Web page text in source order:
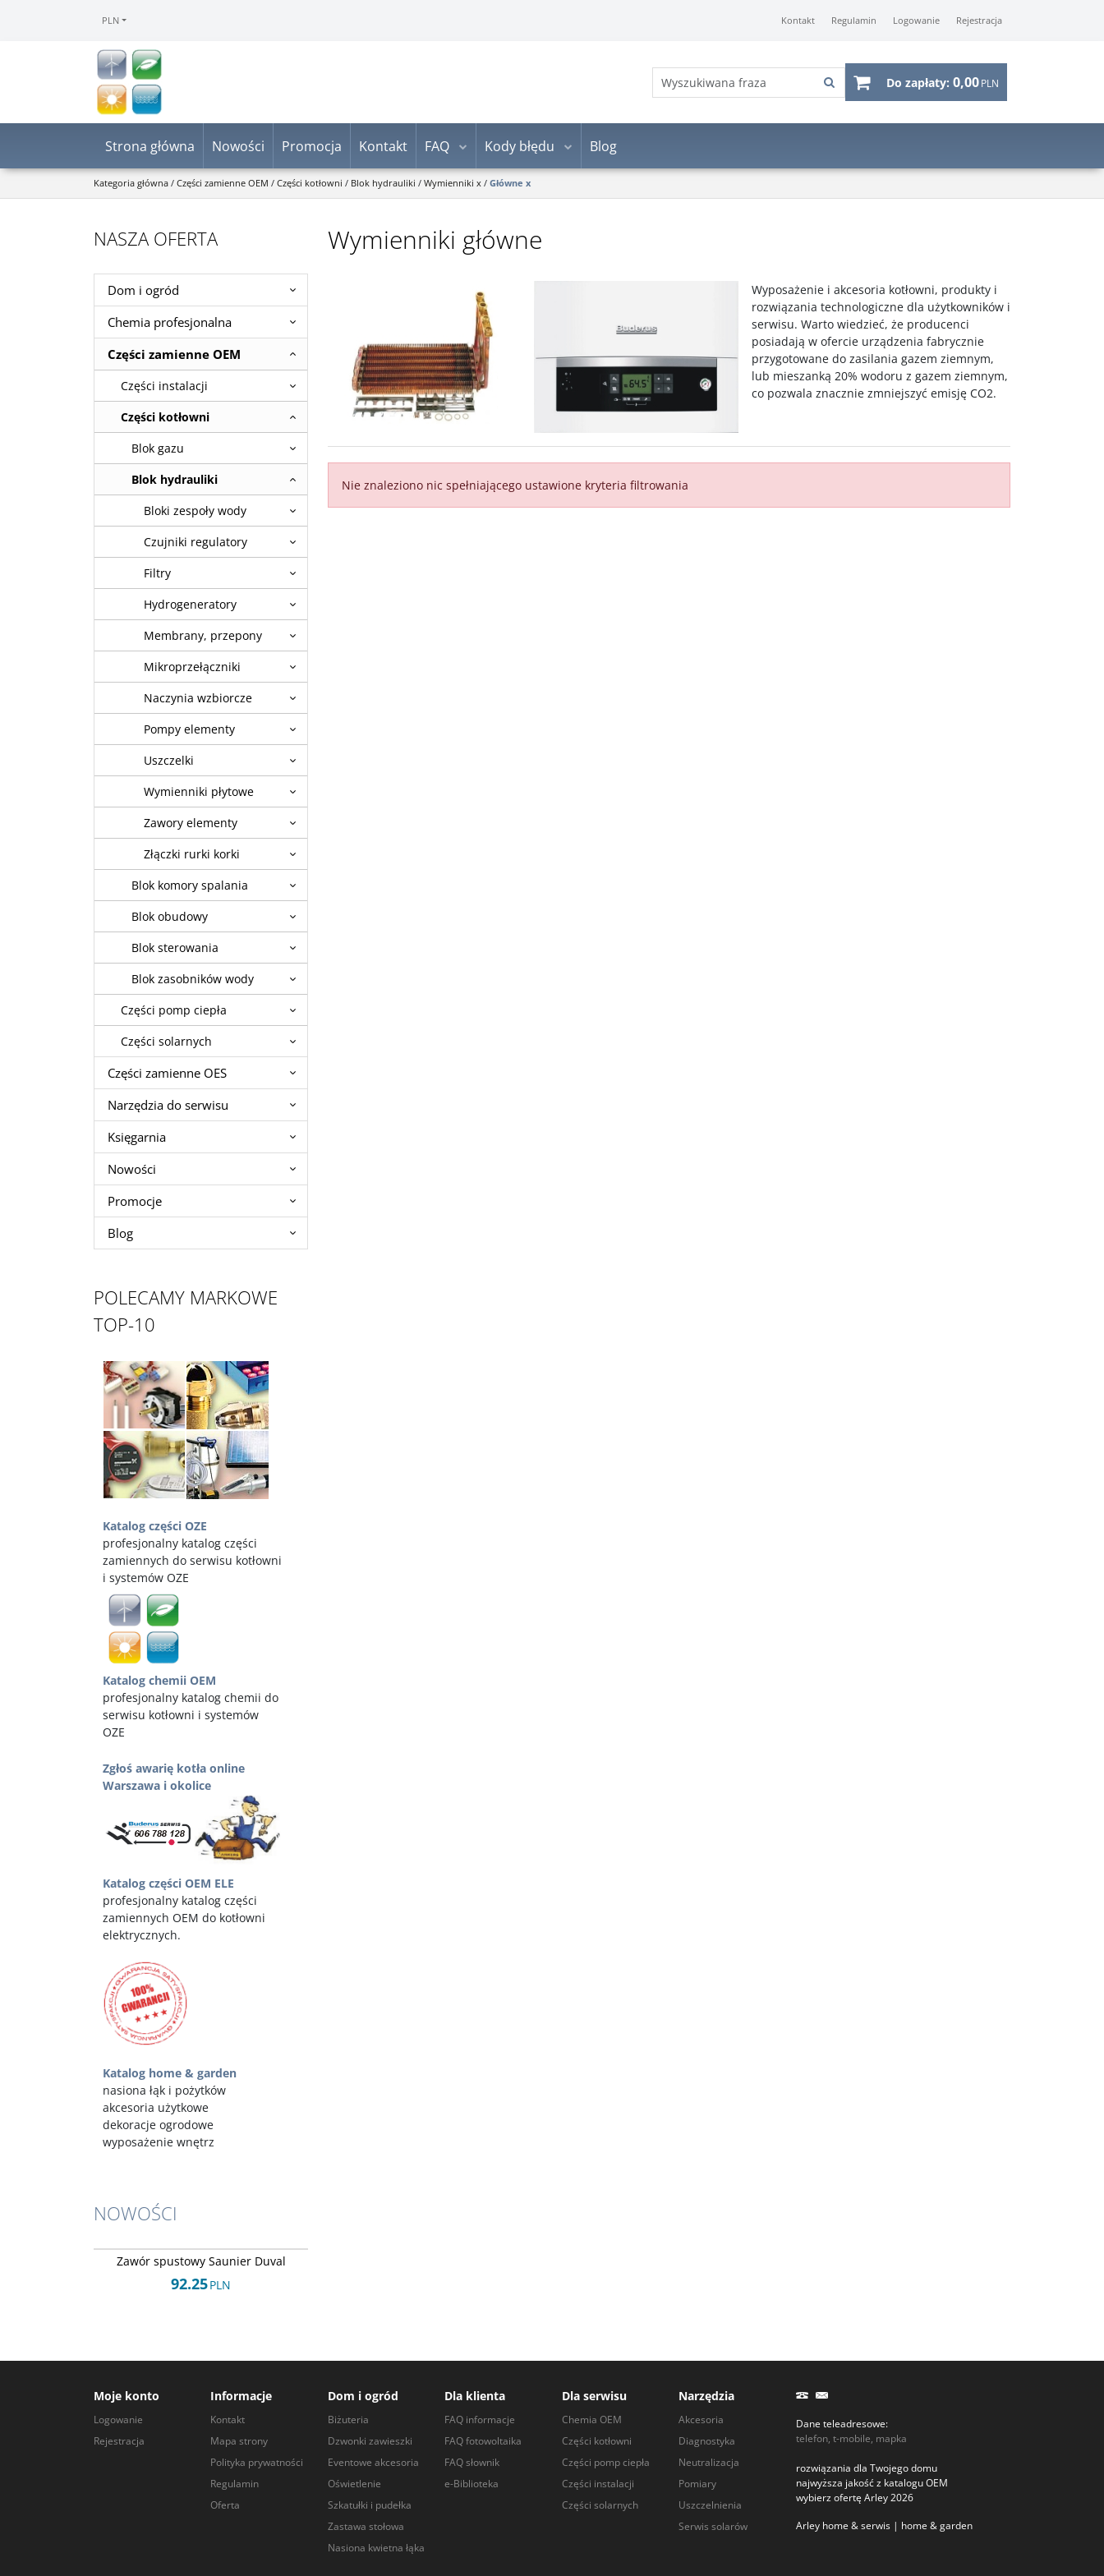
PLN Kontakt Regulamin Logowanie Rejestracja
Do zapłaty: 0,00PLN
Strona główna Nowości Promocja Kontakt FAQ Kody błędu Blog
Kategoria główna / Części zamienne OEM / Części kotłowni / Blok hydrauliki / Wymienniki x / Główne x
Wymienniki główne
Wyposażenie i akcesoria kotłowni, produkty i
rozwiązania technologiczne dla użytkowników i
serwisu. Warto wiedzieć, że producenci
posiadają w ofercie urządzenia fabrycznie
przygotowane do zasilania gazem ziemnym,
lub mieszanką 20% wodoru z gazem ziemnym,
co pozwala znacznie zmniejszyć emisję CO2.
Nie znaleziono nic spełniającego ustawione kryteria filtrowania
NASZA OFERTA
Dom i ogród
Chemia profesjonalna
Części zamienne OEM
Części instalacji
Części kotłowni
Blok gazu
Blok hydrauliki
Bloki zespoły wody
Czujniki regulatory
Filtry
Hydrogeneratory
Membrany, przepony
Mikroprzełączniki
Naczynia wzbiorcze
Pompy elementy
Uszczelki
Wymienniki płytowe
Zawory elementy
Złączki rurki korki
Blok komory spalania
Blok obudowy
Blok sterowania
Blok zasobników wody
Części pomp ciepła
Części solarnych
Części zamienne OES
Narzędzia do serwisu
Księgarnia
Nowości
Promocje
Blog
POLECAMY MARKOWE
TOP-10
Katalog części OZE
profesjonalny katalog części
zamiennych do serwisu kotłowni
i systemów OZE
Katalog chemii OEM
profesjonalny katalog chemii do
serwisu kotłowni i systemów
OZE
Zgłoś awarię kotła online
Warszawa i okolice
Katalog części OEM ELE
profesjonalny katalog części
zamiennych OEM do kotłowni
elektrycznych.
Katalog home & garden
nasiona łąk i pożytków
akcesoria użytkowe
dekoracje ogrodowe
wyposażenie wnętrz
NOWOŚCI
NOWOŚĆ
Zawór spustowy Saunier Duval
92.25PLN
Moje konto
Logowanie
Rejestracja
Informacje
Kontakt
Mapa strony
Polityka prywatności
Regulamin
Oferta
Dom i ogród
Biżuteria
Dzwonki zawieszki
Eventowe akcesoria
Oświetlenie
Szkatułki i pudełka
Zastawa stołowa
Nasiona kwietna łąka
Dla klienta
FAQ informacje
FAQ fotowoltaika
FAQ słownik
e-Biblioteka
Dla serwisu
Chemia OEM
Części kotłowni
Części pomp ciepła
Części instalacji
Części solarnych
Narzędzia
Akcesoria
Diagnostyka
Neutralizacja
Pomiary
Uszczelnienia
Serwis solarów
Dane teleadresowe:
telefon, t-mobile, mapka
rozwiązania dla Twojego domu
najwyższa jakość z katalogu OEM
wybierz ofertę Arley 2026
Arley home & serwis | home & garden